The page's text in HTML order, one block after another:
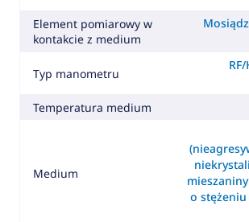
Element pomiarowy w
kontakcie z medium
Typ manometru
Temperatura medium
Medium
o